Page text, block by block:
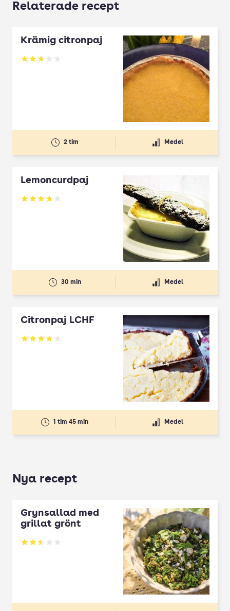
Relaterade recept
Krämig citronpaj
Betyg: 2.75 av 5
2 tim Medel
Lemoncurdpaj
Betyg: 3.75 av 5
30 min Medel
Citronpaj LCHF
Betyg: 3.83 av 5
1 tim 45 min Medel
Nya recept
Grynsallad med
grillat grönt
Betyg: 2.5 av 5